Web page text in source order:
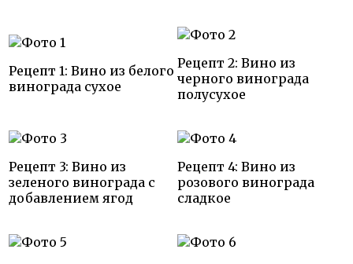
Рецепт 1: Вино из белого
винограда сухое
Рецепт 2: Вино из
черного винограда
полусухое
Рецепт 3: Вино из
зеленого винограда с
добавлением ягод
Рецепт 4: Вино из
розового винограда
сладкое